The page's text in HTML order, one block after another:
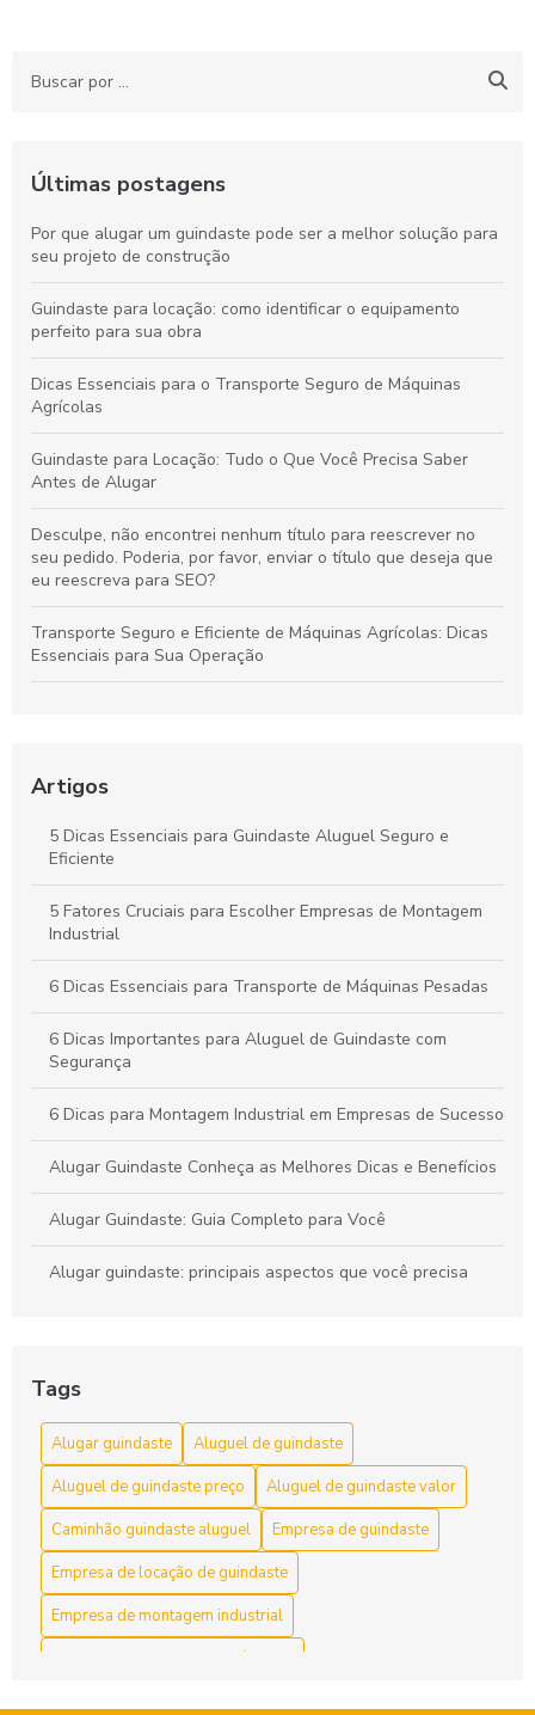
Últimas postagens
Por que alugar um guindaste pode ser a melhor solução para
seu projeto de construção
Guindaste para locação: como identificar o equipamento
perfeito para sua obra
Dicas Essenciais para o Transporte Seguro de Máquinas
Agrícolas
Guindaste para Locação: Tudo o Que Você Precisa Saber
Antes de Alugar
Desculpe, não encontrei nenhum título para reescrever no
seu pedido. Poderia, por favor, enviar o título que deseja que
eu reescreva para SEO?
Transporte Seguro e Eficiente de Máquinas Agrícolas: Dicas
Essenciais para Sua Operação
Como Maximizar a Eficiência do Seu Projeto com Aluguel de
Guindaste Pequeno: Guia Completo para Escolha e Uso
Eficiente
Guindastes na Construção: Guia Completo para Garantir
Sucesso em Seus Projetos
Artigos
5 Dicas Essenciais para Guindaste Aluguel Seguro e
Eficiente
5 Fatores Cruciais para Escolher Empresas de Montagem
Industrial
6 Dicas Essenciais para Transporte de Máquinas Pesadas
6 Dicas Importantes para Aluguel de Guindaste com
Segurança
6 Dicas para Montagem Industrial em Empresas de Sucesso
Alugar Guindaste Conheça as Melhores Dicas e Benefícios
Alugar Guindaste: Guia Completo para Você
Alugar guindaste: principais aspectos que você precisa
Aluguel caminhão cesto aéreo: elevação com segurança e
alcance
Aluguel de Caminhão Cesto Aéreo para Serviços Eficientes
Aluguel de Caminhão Cesto Aéreo: 5 Dicas Essenciais
Aluguel de Caminhão Cesto Aéreo: A Solução Prática para
Trabalhos em Altura
Aluguel de Caminhão Cesto Aéreo: Como Escolher a
Tags
Alugar guindaste
Aluguel de guindaste
Aluguel de guindaste preço
Aluguel de guindaste valor
Caminhão guindaste aluguel
Empresa de guindaste
Empresa de locação de guindaste
Empresa de montagem industrial
Empresa de remoção de máquinas